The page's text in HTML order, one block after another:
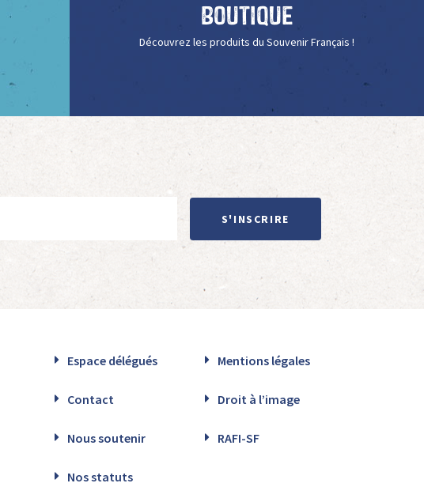
Boutique
Découvrez les produits du Souvenir Français !
S'INSCRIRE
Espace délégués Mentions légales
Contact Droit à l’image
Nous soutenir RAFI-SF
Nos statuts